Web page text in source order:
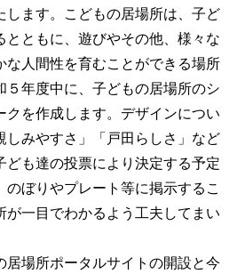
します。こどもの居場所は、子ど
とともに、遊びやその他、様々な
な人間性を育むことができる場所
５年度中に、子どもの居場所のシ
クを作成します。デザインについ
しみやすさ」「戸田らしさ」など
ども達の投票により決定する予定
のぼりやプレート等に掲示するこ
が一目でわかるよう工夫してまい
居場所ポータルサイトの開設と今